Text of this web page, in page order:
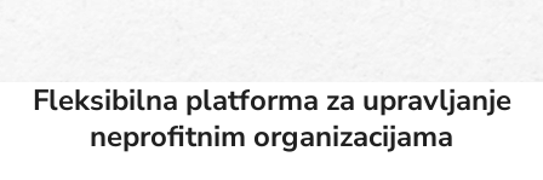
Fleksibilna platforma za upravljanje
neprofitnim organizacijama